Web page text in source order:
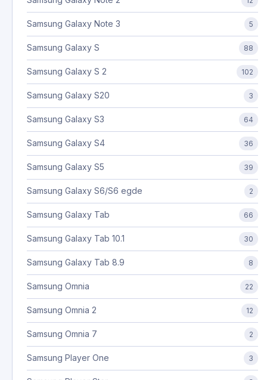
Samsung Galaxy Note 3 5
Samsung Galaxy S 88
Samsung Galaxy S 2 102
Samsung Galaxy S20 3
Samsung Galaxy S3 64
Samsung Galaxy S4 36
Samsung Galaxy S5 39
Samsung Galaxy S6/S6 egde 2
Samsung Galaxy Tab 66
Samsung Galaxy Tab 10.1 30
Samsung Galaxy Tab 8.9 8
Samsung Omnia 22
Samsung Omnia 2 12
Samsung Omnia 7 2
Samsung Player One 3